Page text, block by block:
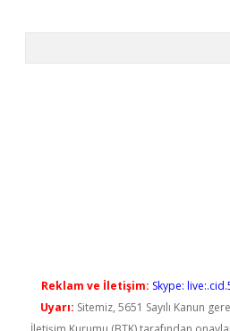
Reklam ve İletişim: Skype:
Uyarı: Sitemiz, 5651 Sayılı Kanun